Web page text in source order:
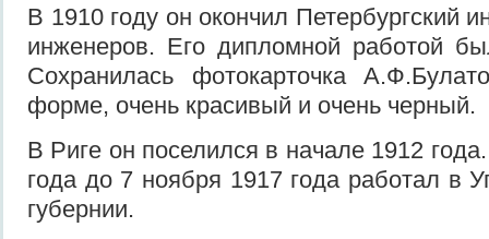
В 1910 году он окончил Петербургский
инженеров. Его дипломной работой
Сохранилась фотокарточка
форме, очень красивый и очень черный.
В Риге он поселился в начале 1912
года до 7 ноября 1917 года работал в
губернии.